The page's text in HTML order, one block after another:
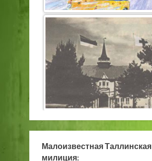
Малоизвестная Таллинская
милиция: